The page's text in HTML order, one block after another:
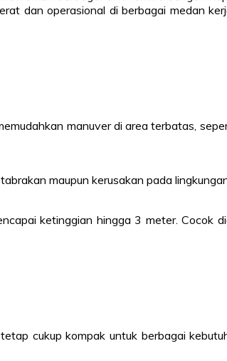
dan operasional di berbagai medan
manuver di area terbatas,
maupun kerusakan pada
ketinggian hingga 3 meter. Cocok
cukup kompak untuk berbagai